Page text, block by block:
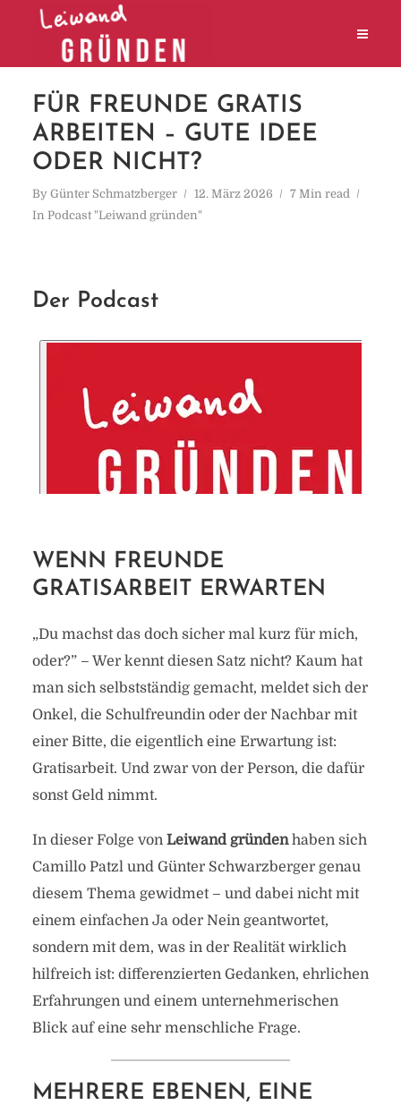
FÜR FREUNDE GRATIS
ARBEITEN – GUTE IDEE
ODER NICHT?
By Günter Schmatzberger 12. März 2026
7 Min read
In Podcast "Leiwand gründen"
Der Podcast
WENN FREUNDE
GRATISARBEIT ERWARTEN
„Du machst das doch sicher mal kurz für mich,
oder?” – Wer kennt diesen Satz nicht? Kaum hat
man sich selbstständig gemacht, meldet sich der
Onkel, die Schulfreundin oder der Nachbar mit
einer Bitte, die eigentlich eine Erwartung ist:
Gratisarbeit. Und zwar von der Person, die dafür
sonst Geld nimmt.
In dieser Folge von Leiwand gründenhaben sich
Camillo Patzl und Günter Schwarzberger genau
diesem Thema gewidmet – und dabei nicht mit
einem einfachen Ja oder Nein geantwortet,
sondern mit dem, was in der Realität wirklich
hilfreich ist: differenzierten Gedanken, ehrlichen
Erfahrungen und einem unternehmerischen
Blick auf eine sehr menschliche Frage.
MEHRERE EBENEN, EINE